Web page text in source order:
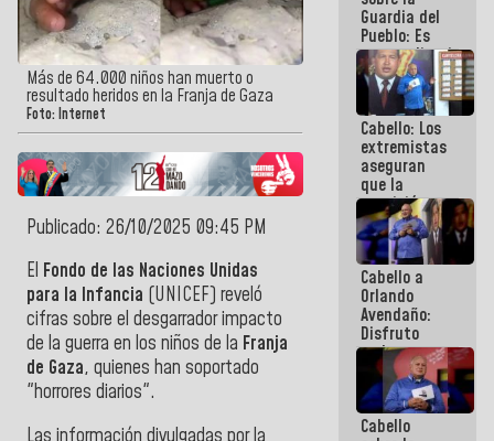
Más de 64.000 niños han muerto o
resultado heridos en la Franja de Gaza
Foto: Internet
Publicado: 26/10/2025 09:45 PM
El Fondo de las Naciones Unidas
para la Infancia (UNICEF) reveló
cifras sobre el desgarrador impacto
de la guerra en los niños de la Franja
de Gaza, quienes han soportado
"horrores diarios".
Guardia del
Pueblo: Es
extraordinario
como esos
muchachos
y
muchachas
se enlazan
con la gente
Cabello: Los
extremistas
aseguran
que la
oposición
actual es la
más
dividida de
la historia
de
Venezuela
Cabello a
Orlando
Avendaño:
Disfruto
cada vez
que escribes
porque lo
que haces
es
Cabello